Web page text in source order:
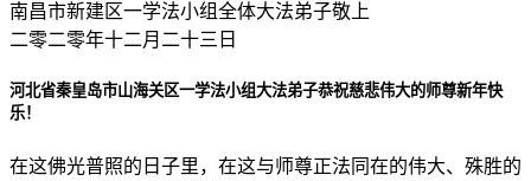
南昌市新建区一学法小组全体大法弟子敬上
二零二零年十二月二十三日
河北省秦皇岛市山海关区一学法小组大法弟子恭祝慈悲伟大的师尊新年快
乐！
在这佛光普照的日子里，在这与师尊正法同在的伟大、殊胜的